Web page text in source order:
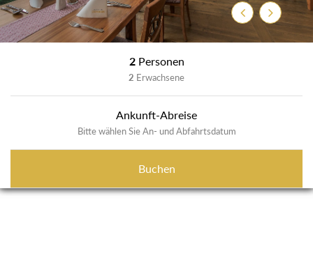
ZurückWeiter
2 Personen
2 Erwachsene
Ankunft-Abreise
Bitte wählen Sie An- und Abfahrtsdatum
Buchen